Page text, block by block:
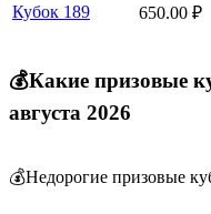
Кубок 189
650.00 ₽
💰Какие призовые
августа 2026
💰Недорогие призовые